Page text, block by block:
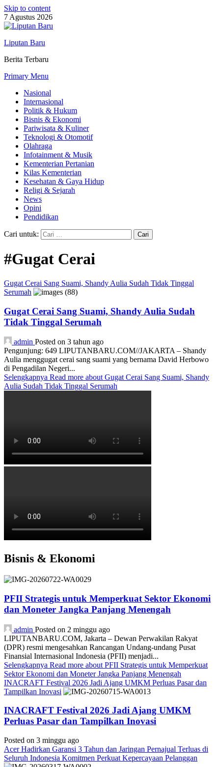
Skip to content
7 Agustus 2026
Liputan Baru
Berita Terbaru
Primary Menu
Nasional
Internasional
Politik & Hukum
Bisnis & Ekonomi
Pariwisata & Kuliner
Teknologi & Otomotif
Olahraga
Infotainment & Musik
Kementerian Pertanian
Kilas Kementerian
Kesehatan & Gaya Hidup
Religi & Sejarah
News
Opini
Pendidikan
Cari untuk:
#Gugat Cerai
Gugat Cerai Sang Suami, Shandy Aulia Sudah Tidak Tinggal
Serumah
Gugat Cerai Sang Suami, Shandy Aulia Sudah
Tidak Tinggal Serumah
admin Posted on 3 tahun ago
Pengunjung: 649 LIPUTANBARU.COM//JAKARTA – Shandy
Aulia menggugat cerai sang suami yang bernama David Herbowo
di Pengadilan Negeri...
Selengkapnya Read more about Gugat Cerai Sang Suami, Shandy
Aulia Sudah Tidak Tinggal Serumah
Bisnis & Ekonomi
PFII Strategis untuk Memperkuat Sektor Ekonomi
dan Moneter Jangka Panjang Menengah
admin Posted on 2 minggu ago
LIPUTANBARU.COM, Jakarta – Dewan Perwakilan Rakyat
(DPR) resmi mengesahkan Rancangan Undang-undang Pusat
Finansial Internasional Indonesia (PFII) menjadi...
Selengkapnya Read more about PFII Strategis untuk Memperkuat
Sektor Ekonomi dan Moneter Jangka Panjang Menengah
INACRAFT Festival 2026 Jadi Ajang UMKM Perluas Pasar dan
Tampilkan Inovasi
INACRAFT Festival 2026 Jadi Ajang UMKM
Perluas Pasar dan Tampilkan Inovasi
Posted on 3 minggu ago
Acer Hadirkan Garansi 3 Tahun dan Jaringan Pernajual Terluas di
Seluruh Indonesia Komitmen Perkuat Kepercayaan Pelanggan